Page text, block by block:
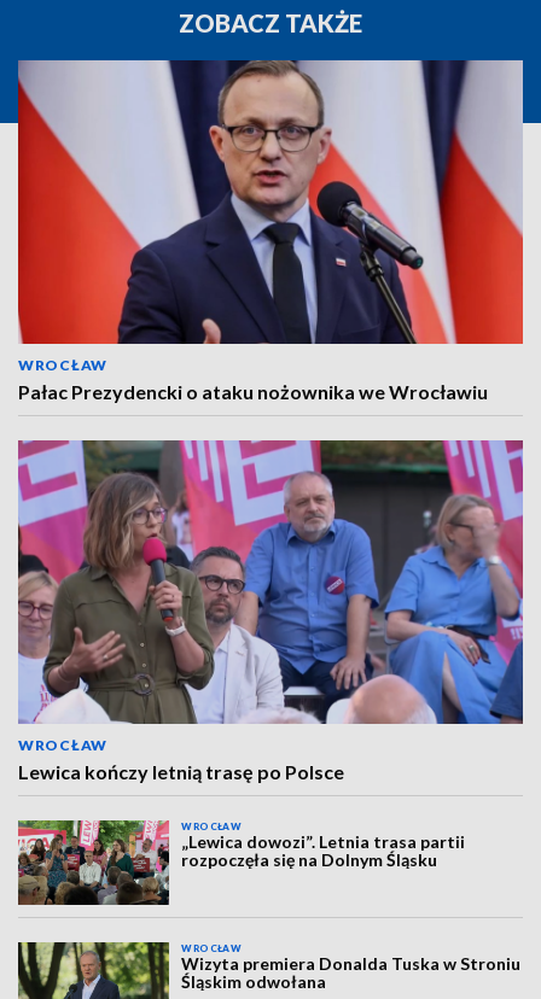
ZOBACZ TAKŻE
WROCŁAW
Pałac Prezydencki o ataku nożownika we Wrocławiu
WROCŁAW
Lewica kończy letnią trasę po Polsce
WROCŁAW
„Lewica dowozi”. Letnia trasa partii
rozpoczęła się na Dolnym Śląsku
WROCŁAW
Wizyta premiera Donalda Tuska w Stroniu
Śląskim odwołana